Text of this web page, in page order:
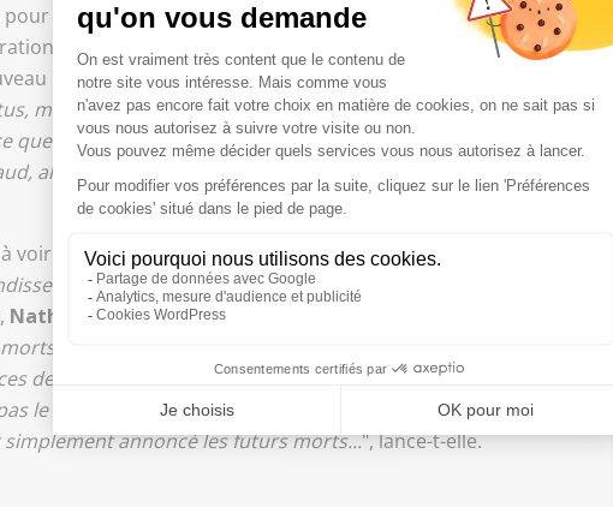
pour cette opération, alors que la température ressentie àParis
qui a notamment bénéficié à
, SDF depuis deux ans,
bonnet sur la tête. "Il faut toujours avoir le moral, toujours,
morts !", assure-t-il. Face à lui,Sarah, graphiste bénévole, ne
que ça représente, trois heures de mon temps, si je peux aider
alors que je passe ma vie dans un lit et un appartement... ?
voir autant de gens dehors. "On a fait une 1h30 de maraude, et
et demi. C’est beaucoup...", indique-t-elle. Elle aussi
, Nathaliefait part de son inquiétude. "
Le froid ne tue pas obligatoirement, mais les gens sont
dernières semaines. Avec un peu d’humour noir, quand une
le nom a annoncé que 50 personnes seulement vivaient dans
simplement annoncé les futurs morts...", lance-t-elle.